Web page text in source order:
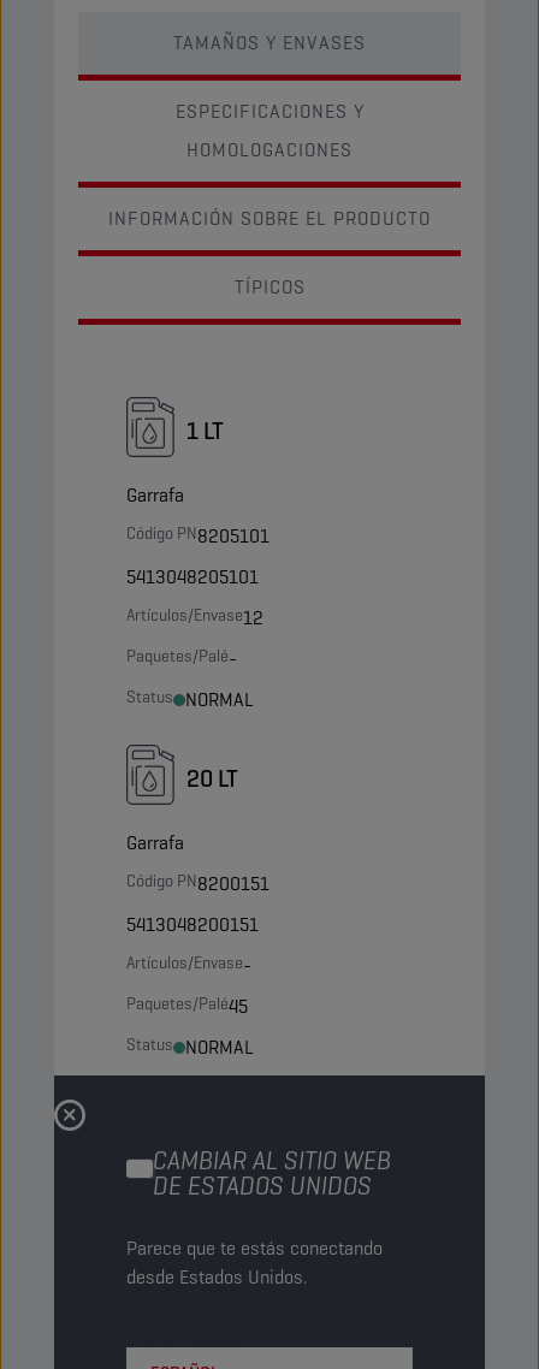
CAMBIAR AL SITIO WEB
DE ESTADOS UNIDOS
Parece que te estás conectando
desde Estados Unidos.
TAMAÑOS Y ENVASES
ESPECIFICACIONES Y
HOMOLOGACIONES
INFORMACIÓN SOBRE EL PRODUCTO
TÍPICOS
1 LT
Garrafa
Código PN8205101
5413048205101
Artículos/Envase12
Paquetes/Palé-
Status NORMAL
20 LT
Garrafa
Código PN8200151
5413048200151
Artículos/Envase-
Paquetes/Palé45
Status NORMAL
Barril
5413048200250
Paquetes/Palé9